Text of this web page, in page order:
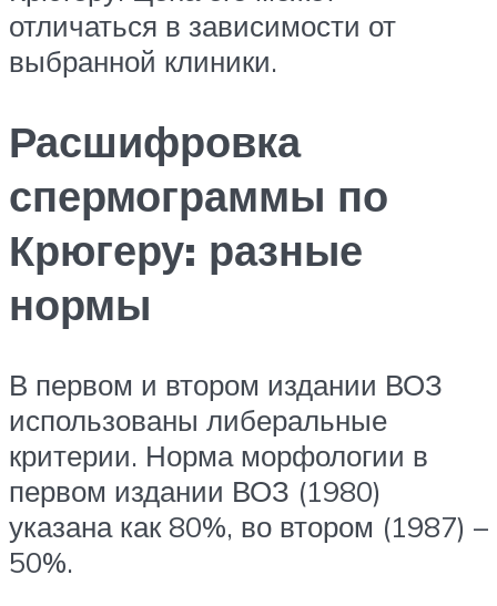
отличаться в зависимости от
выбранной клиники.
Расшифровка
спермограммы по
Крюгеру: разные
нормы
В первом и втором издании ВОЗ
использованы либеральные
критерии. Норма морфологии в
первом издании ВОЗ (1980)
указана как 80%, во втором (1987) –
50%.